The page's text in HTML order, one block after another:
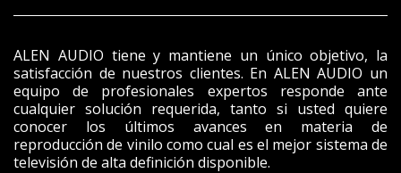
ALEN AUDIO tiene y mantiene un único objetivo, la
satisfacción de nuestros clientes. En ALEN AUDIO un
equipo de profesionales expertos responde ante
cualquier solución requerida, tanto si usted quiere
conocer los últimos avances en materia de
reproducción de vinilo como cual es el mejor sistema de
televisión de alta definición disponible.